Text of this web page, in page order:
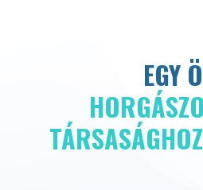
EGY
TÁRSASÁGHOZ